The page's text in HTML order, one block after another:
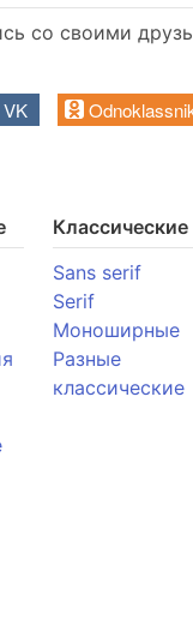
со своими
VK
Классические
Sans serif
Serif
Моноширные
Разные
классические